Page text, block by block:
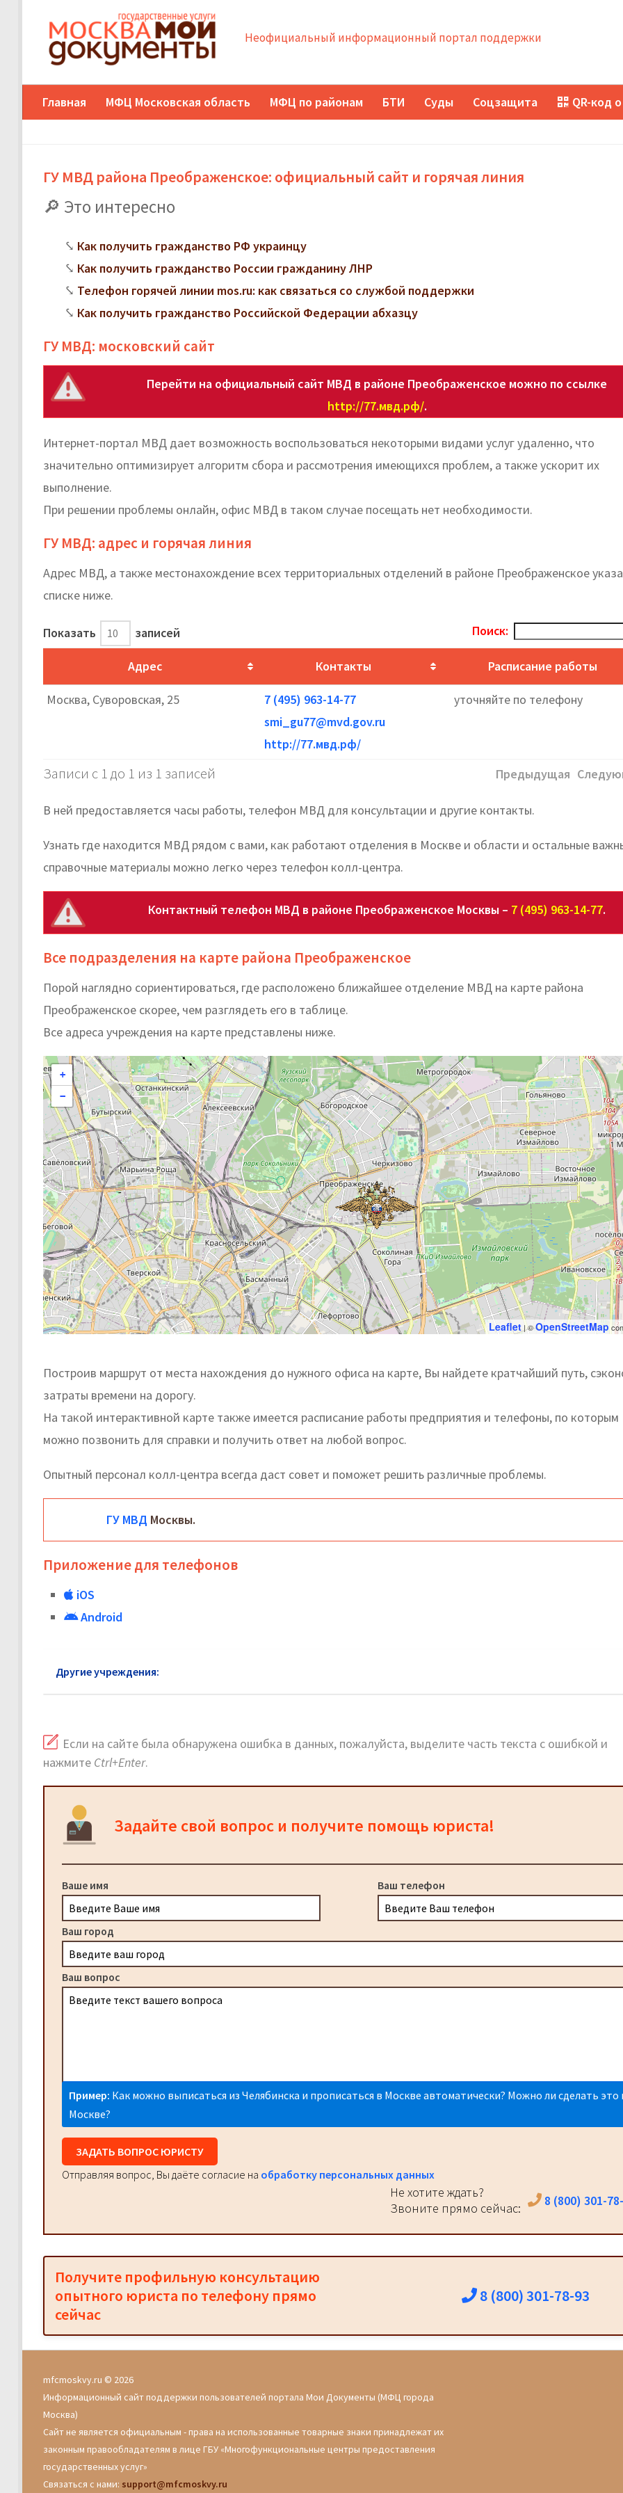
Неофициальный информационный портал поддержки
Главная МФЦ Московская область МФЦ по районам БТИ Суды Соцзащита QR-код
ГУ МВД района Преображенское: официальный сайт и горячая линия
Это интересно
Как получить гражданство РФ украинцу
Как получить гражданство России гражданину ЛНР
Телефон горячей линии mos.ru: как связаться со службой поддержки
Как получить гражданство Российской Федерации абхазцу
ГУ МВД: московский сайт
Перейти на официальный сайт МВД в районе Преображенское можно по ссылке
http://77.мвд.рф/.
Интернет-портал МВД дает возможность воспользоваться некоторыми видами услуг удаленно, что
значительно оптимизирует алгоритм сбора и рассмотрения имеющихся проблем, а также ускорит их
выполнение.
При решении проблемы онлайн, офис МВД в таком случае посещать нет необходимости.
ГУ МВД: адрес и горячая линия
Адрес МВД, а также местонахождение всех территориальных отделений в районе Преображенское
списке ниже.
Показать записей Поиск:
Адрес Контакты Расписание работы
Москва, Суворовская, 25
7 (495) 963-14-77
smi_gu77@mvd.gov.ru
http://77.мвд.рф/
уточняйте по телефону
Записи с 1 до 1 из 1 записей Предыдущая
В ней предоставляется часы работы, телефон МВД для консультации и другие контакты.
Узнать где находится МВД рядом с вами, как работают отделения в Москве и области и остальные
справочные материалы можно легко через телефон колл-центра.
Контактный телефон МВД в районе Преображенское Москвы – 7 (495) 963-14-77.
Все подразделения на карте района Преображенское
Порой наглядно сориентироваться, где расположено ближайшее отделение МВД на карте района
Преображенское скорее, чем разглядеть его в таблице.
Все адреса учреждения на карте представлены ниже.
+
−
Leaflet| ©OpenStreetMap
Построив маршрут от места нахождения до нужного офиса на карте, Вы найдете кратчайший путь,
затраты времени на дорогу.
На такой интерактивной карте также имеется расписание работы предприятия и телефоны, по которым
можно позвонить для справки и получить ответ на любой вопрос.
Опытный персонал колл-центра всегда даст совет и поможет решить различные проблемы.
ГУ МВД Москвы.
Приложение для телефонов
iOS
Android
Другие учреждения:
Если на сайте была обнаружена ошибка в данных, пожалуйста, выделите часть текста с ошибкой и
нажмите Ctrl+Enter.
Задайте свой вопрос и получите помощь юриста!
Ваше имя Ваш телефон
Ваш город
Ваш вопрос
Пример: Как можно выписаться из Челябинска и прописаться в Москве автоматически? Можно ли сделать это
Москве?
ЗАДАТЬ ВОПРОС ЮРИСТУ
Отправляя вопрос, Вы даёте согласие на обработку персональных данных
Не хотите ждать?
Звоните прямо сейчас:
8 (800) 301-
Получите профильную консультацию
опытного юриста по телефону прямо
сейчас
8 (800) 301-78-93
mfcmoskvy.ru © 2026
Информационный сайт поддержки пользователей портала Мои Документы (МФЦ города
Москва)
Сайт не является официальным - права на использованные товарные знаки принадлежат их
законным правообладателям в лице ГБУ «Многофункциональные центры предоставления
государственных услуг»
Связаться с нами: support@mfcmoskvy.ru